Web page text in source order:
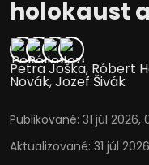
holokaust
Petra Joška, Róbert
Novák,Jozef Šivák
Publikované: 31 júl 2026,
Aktualizované: 31 júl